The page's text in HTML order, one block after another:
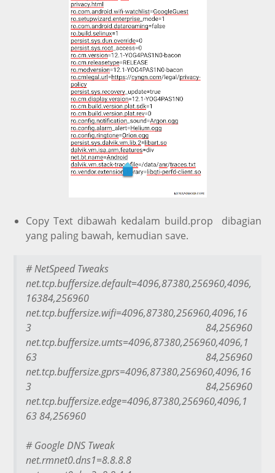
Copy Text dibawah kedalam build.prop dibagian
yang paling bawah, kemudian save.
# NetSpeed Tweaks
net.tcp.buffersize.default=4096,87380,256960,4096,
16384,256960
net.tcp.buffersize.wifi=4096,87380,256960,4096,16
3 84,256960
net.tcp.buffersize.umts=4096,87380,256960,4096,1
63 84,256960
net.tcp.buffersize.gprs=4096,87380,256960,4096,16
3 84,256960
net.tcp.buffersize.edge=4096,87380,256960,4096,1
63 84,256960
# Google DNS Tweak
net.rmnet0.dns1=8.8.8.8